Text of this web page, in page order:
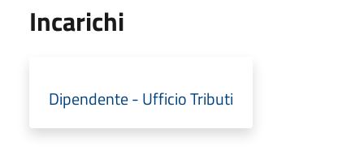
Incarichi
Dipendente - Ufficio Tributi